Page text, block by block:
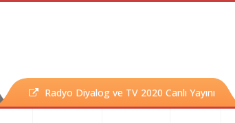
Radyo Diyalog ve TV 2020 Canlı Yayını